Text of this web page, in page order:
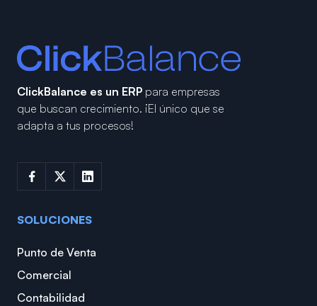
ClickBalance es un ERP para empresas
que buscan crecimiento. ¡El único que se
adapta a tus procesos!
SOLUCIONES
Punto de Venta
Comercial
Contabilidad